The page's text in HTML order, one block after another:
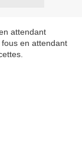
attendant
en attendant